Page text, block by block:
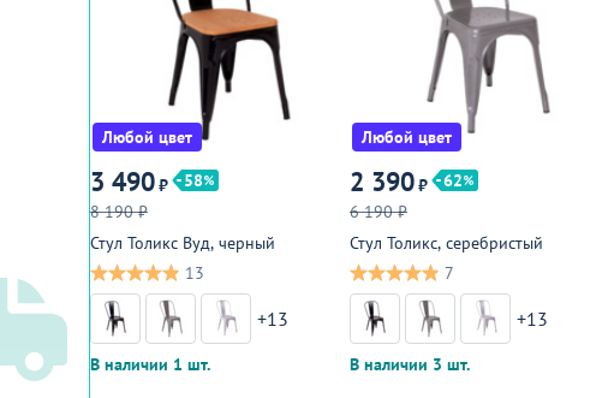
Любой цвет
3 490₽
58
8 190 ₽
Стул Толикс Вуд, черный
13
+13
В наличии 1 шт.
Любой цвет
2 390₽
62
6 190 ₽
Стул Толикс, серебристый
7
+13
В наличии 3 шт.